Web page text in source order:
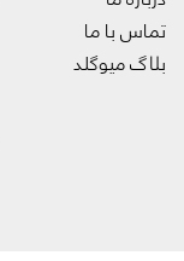
تماس با ما
بلاگ میوگلد